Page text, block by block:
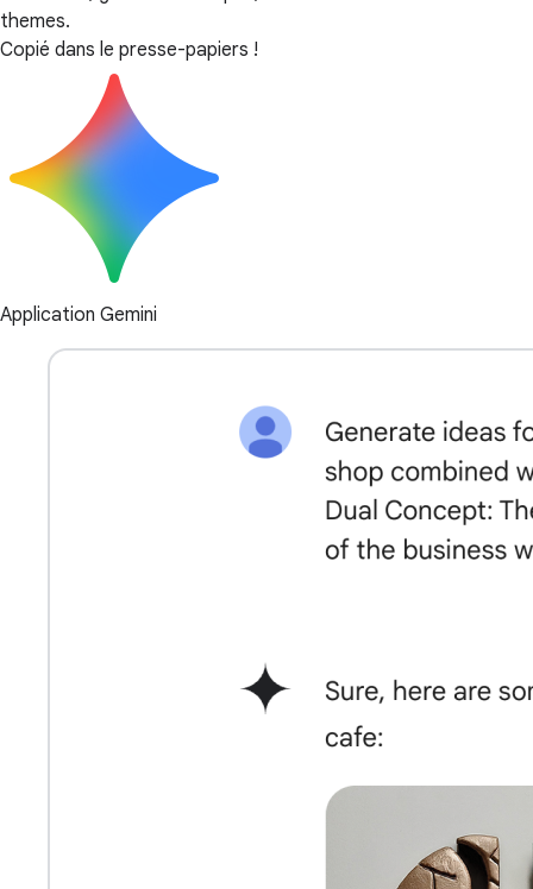
themes.
Copié dans le presse-papiers !
Application Gemini